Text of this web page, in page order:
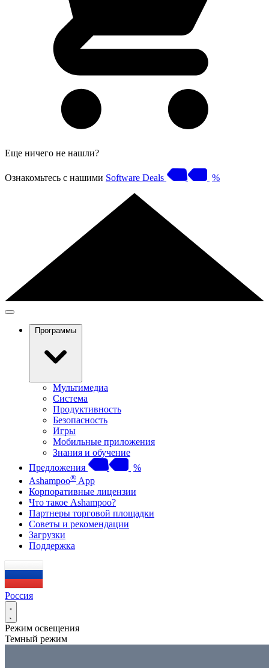
Еще ничего не нашли?
Ознакомьтесь с нашими Software Deals %
Программы
Мультимедиа
Система
Продуктивность
Безопасность
Игры
Мобильные приложения
Знания и обучение
Предложения
%
Ashampoo® App
Корпоративные лицензии
Что такое Ashampoo?
Партнеры торговой площадки
Советы и рекомендации
Загрузки
Поддержка
Россия
Режим освещения
Темный режим